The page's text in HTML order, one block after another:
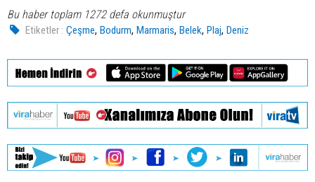
Bu haber toplam 1272 defa okunmuştur
Etiketler : Çeşme,Bodurm,Marmaris,Belek,Plaj,Deniz